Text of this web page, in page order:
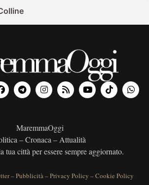
MaremmaOggi
– Cronaca – Attualità
tua città per essere sempre aggiornato.
–Pubblicità–Privacy Policy –Cookie Policy